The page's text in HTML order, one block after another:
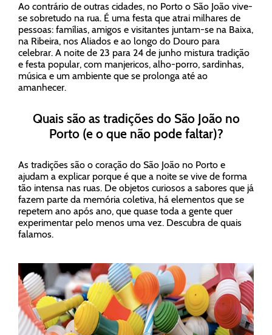
Ao contrário de outras cidades, no Porto o São João vive-
se sobretudo na rua. É uma festa que atrai milhares de
pessoas: famílias, amigos e visitantes juntam-se na Baixa,
na Ribeira, nos Aliados e ao longo do Douro para
celebrar. A noite de 23 para 24 de junho mistura tradição
e festa popular, com manjericos, alho-porro, sardinhas,
música e um ambiente que se prolonga até ao
amanhecer.
Quais são as tradições do São João no
Porto (e o que não pode faltar)?
As tradições são o coração do São João no Porto e
ajudam a explicar porque é que a noite se vive de forma
tão intensa nas ruas. De objetos curiosos a sabores que já
fazem parte da memória coletiva, há elementos que se
repetem ano após ano, que quase toda a gente quer
experimentar pelo menos uma vez. Descubra de quais
falamos.